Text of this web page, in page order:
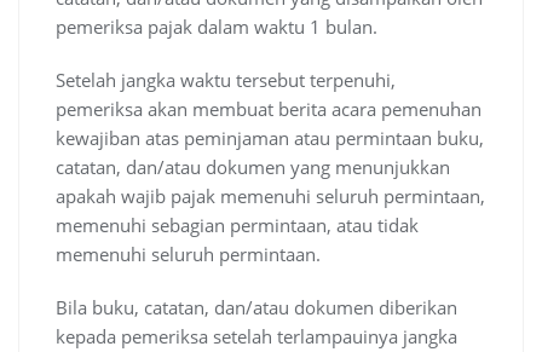
pemeriksa pajak dalam waktu 1 bulan.
Setelah jangka waktu tersebut terpenuhi,
pemeriksa akan membuat berita acara pemenuhan
kewajiban atas peminjaman atau permintaan buku,
catatan, dan/atau dokumen yang menunjukkan
apakah wajib pajak memenuhi seluruh permintaan,
memenuhi sebagian permintaan, atau tidak
memenuhi seluruh permintaan.
Bila buku, catatan, dan/atau dokumen diberikan
kepada pemeriksa setelah terlampauinya jangka